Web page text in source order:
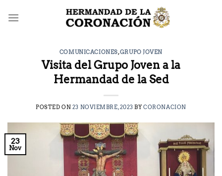
COMUNICACIONES,GRUPO JOVEN
Visita del Grupo Joven a la
Hermandad de la Sed
POSTED ON 23 NOVIEMBRE, 2023 BYCORONACION
23
Nov